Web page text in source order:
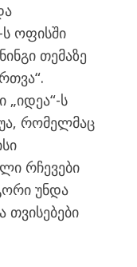
ს ოფისში
თემაზე
ს
რომელმაც
რჩევები
უნდა